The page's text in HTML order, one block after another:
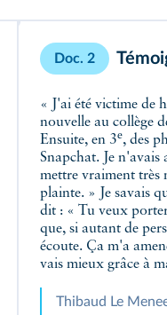
Doc. 2
« J'ai été victime de
nouvelle au collège
Ensuite, en 3e, des
Snapchat. Je n'avais
mettre vraiment très
plainte. » Je savais
dit : « Tu veux
que, si autant de
écoute. Ça m'a
vais mieux grâce à
Thibaud Le